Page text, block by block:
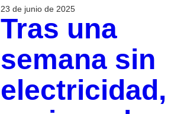
23 de junio de 2025
Tras una
semana sin
electricidad,